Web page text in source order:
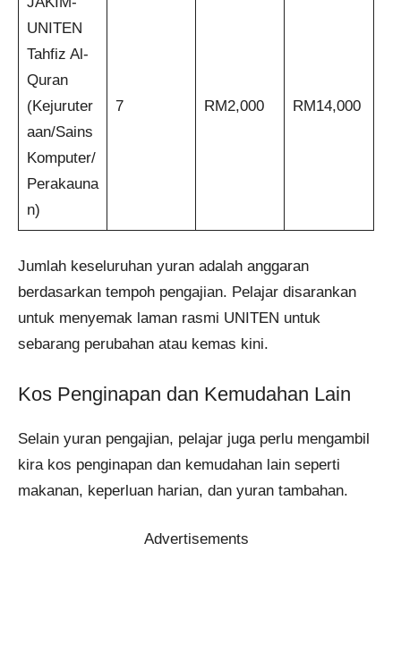
UNITEN
Tahfiz Al-
Quran
(Kejuruter
aan/Sains
Komputer/
Perakauna
n)
7 RM2,000 RM14,000
Jumlah keseluruhan yuran adalah anggaran
berdasarkan tempoh pengajian. Pelajar disarankan
untuk menyemak laman rasmi UNITEN untuk
sebarang perubahan atau kemas kini.
Kos Penginapan dan Kemudahan Lain
Selain yuran pengajian, pelajar juga perlu mengambil
kira kos penginapan dan kemudahan lain seperti
makanan, keperluan harian, dan yuran tambahan.
Advertisements